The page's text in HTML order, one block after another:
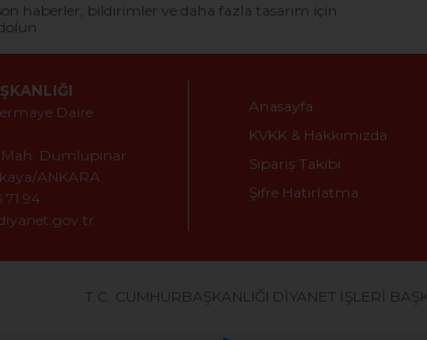
haberler, bildirimler ve daha fazla tasarım için
Daire
Dumlupınar
ANKARA
71 94
Anasayfa
KVKK & Hakkımızda
Sipariş Takibi
Şifre Hatırlatma
T.C. CUMHURBAŞKANLIĞI DİYANET İŞLERİ